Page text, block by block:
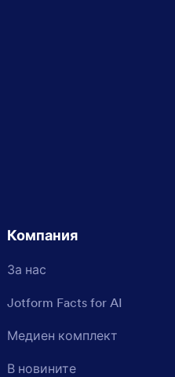
Компания
За нас
Jotform Facts for AI
Медиен комплект
В новините